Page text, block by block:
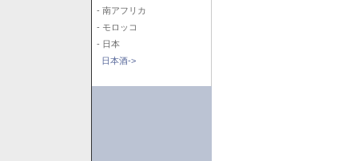
- 南アフリカ
- モロッコ
- 日本
日本酒->